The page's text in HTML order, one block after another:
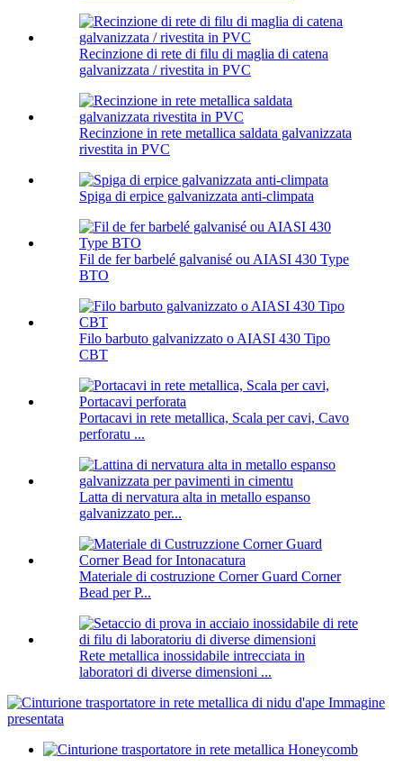
Recinzione di rete di filu di maglia di catena
galvanizzata / rivestita in PVC
Recinzione in rete metallica saldata galvanizzata
rivestita in PVC
Spiga di erpice galvanizzata anti-climpata
Fil de fer barbelé galvanisé ou AIASI 430 Type
BTO
Filo barbuto galvanizzato o AIASI 430 Tipo
CBT
Portacavi in ​​rete metallica, Scala per cavi, Cavo
perforatu ...
Latta di nervatura alta in metallo espanso
galvanizzato per...
Materiale di costruzione Corner Guard Corner
Bead per P...
Rete metallica inossidabile intrecciata in
laboratori di diverse dimensioni ...